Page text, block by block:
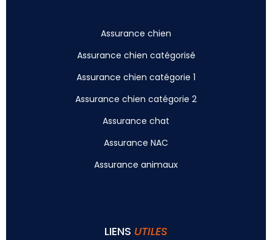
Assurance chien
Assurance chien catégorisé
Assurance chien catégorie 1
Assurance chien catégorie 2
Assurance chat
Assurance NAC
Assurance animaux
LIENS UTILES